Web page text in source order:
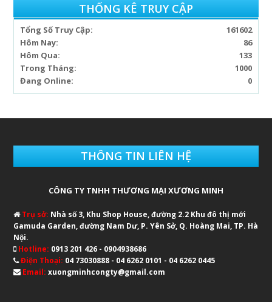
THỐNG KÊ TRUY CẬP
161602
Tổng Số Truy Cập:
86
Hôm Nay:
133
Hôm Qua:
1000
Trong Tháng:
0
Đang Online:
THÔNG TIN LIÊN HỆ
CÔNG TY TNHH THƯƠNG MẠI XƯƠNG MINH
Trụ sở: Nhà số 3, Khu Shop House, đường 2.2 Khu đô thị mới
Gamuda Garden, đường Nam Dư, P. Yên Sở, Q. Hoàng Mai, TP. Hà
Nội.
Hotline: 0913 201 426 - 0904938686
Điện Thoại: 04 73030888 - 04 6262 0101 - 04 6262 0445
Email: xuongminhcongty@gmail.com